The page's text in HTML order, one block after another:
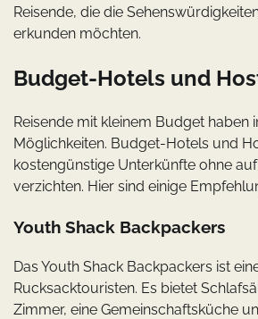
Reisende, die die
erkunden möchten.
Budget-Hotels und
Reisende mit kleinem Budget haben
Möglichkeiten. Budget-Hotels und
kostengünstige Unterkünfte ohne
verzichten. Hier sind einige
Youth Shack Backpackers
Das Youth Shack Backpackers ist
Rucksacktouristen. Es bietet
Zimmer, eine Gemeinschaftsküche